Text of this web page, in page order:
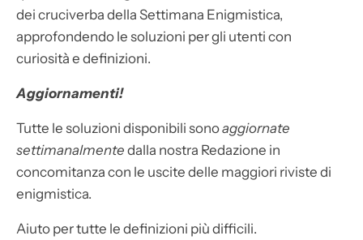
dei cruciverba della Settimana Enigmistica,
approfondendo le soluzioni per gli utenti con
curiosità e definizioni.
Aggiornamenti!
Tutte le soluzioni disponibili sonoaggiornate
settimanalmente dalla nostra Redazione in
concomitanza con le uscite delle maggiori riviste di
enigmistica.
Aiuto per tutte le definizioni più difficili.